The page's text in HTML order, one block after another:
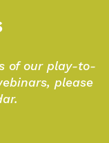
of our play-to-
please